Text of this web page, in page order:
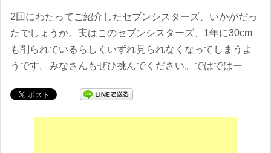
2回にわたってご紹介したセブンシスターズ、いかがだっ
たでしょうか。実はこのセブンシスターズ、1年に30cm
も削られているらしくいずれ見られなくなってしまうよ
うです。みなさんもぜひ挑んでください。ではではー